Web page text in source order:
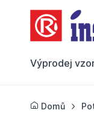
Výprodej
Domů